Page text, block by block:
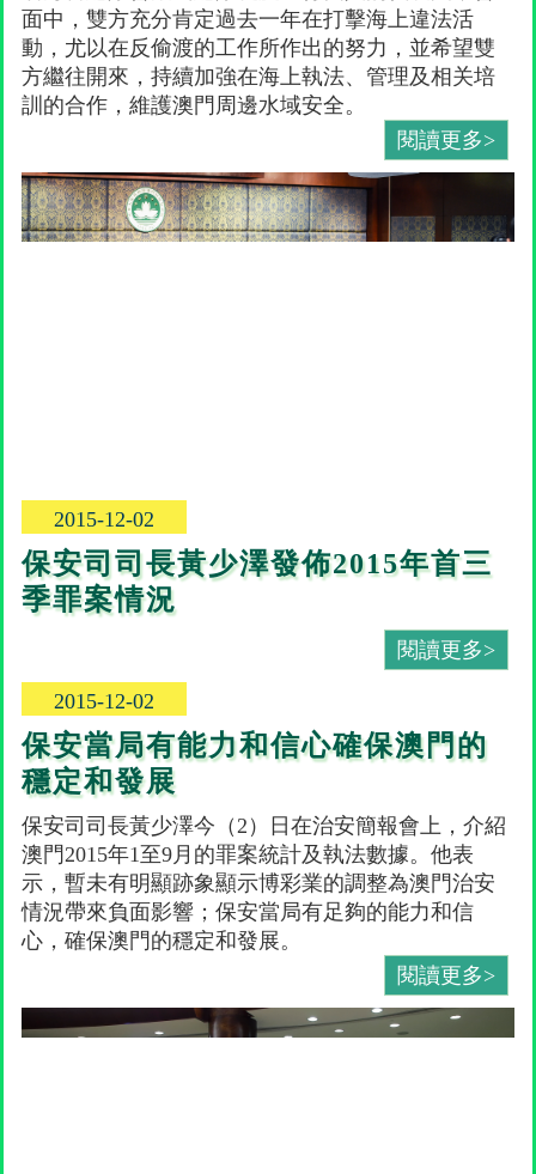
面中，雙方充分肯定過去一年在打擊海上違法活
動，尤以在反偷渡的工作所作出的努力，並希望雙
方繼往開來，持續加強在海上執法、管理及相关培
訓的合作，維護澳門周邊水域安全。
閱讀更多>
2015-12-02
保安司司長黃少澤發佈2015年首三
季罪案情況
閱讀更多>
2015-12-02
保安當局有能力和信心確保澳門的
穩定和發展
保安司司長黃少澤今（2）日在治安簡報會上，介紹
澳門2015年1至9月的罪案統計及執法數據。他表
示，暫未有明顯跡象顯示博彩業的調整為澳門治安
情況帶來負面影響；保安當局有足夠的能力和信
心，確保澳門的穩定和發展。
閱讀更多>